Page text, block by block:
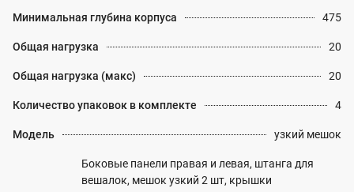
Минимальная глубина корпуса 475
Общая нагрузка 20
Общая нагрузка (макс) 20
Количество упаковок в комплекте 4
Модель узкий мешок
Боковые панели правая и левая, штанга для
вешалок, мешок узкий 2 шт, крышки